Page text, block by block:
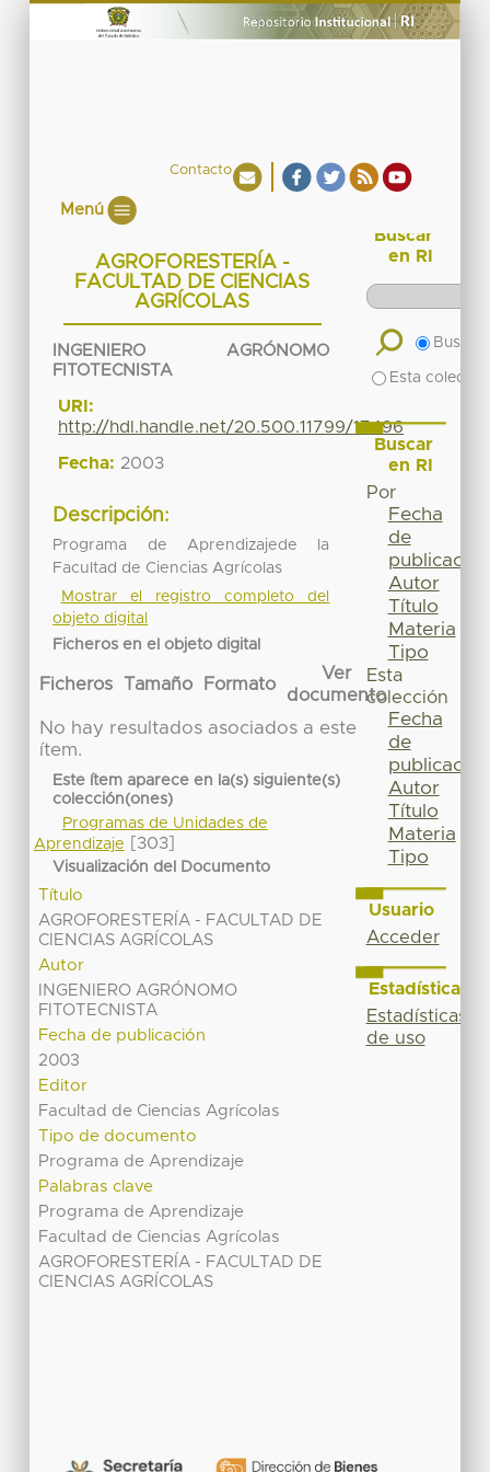
Contacto
Menú
AGROFORESTERÍA -
FACULTAD DE CIENCIAS
AGRÍCOLAS
INGENIERO AGRÓNOMO
FITOTECNISTA
URI:
http://hdl.handle.net/20.500.11799/17496
Fecha: 2003
Descripción:
Programa de Aprendizajede la
Facultad de Ciencias Agrícolas
Mostrar el registro completo del
objeto digital
Ficheros en el objeto digital
Ficheros Tamaño Formato
Ver
documento
No hay resultados asociados a este
ítem.
Este ítem aparece en la(s) siguiente(s)
colección(ones)
Programas de Unidades de
Aprendizaje
[303]
Visualización del Documento
Título
AGROFORESTERÍA - FACULTAD DE
CIENCIAS AGRÍCOLAS
Autor
INGENIERO AGRÓNOMO
FITOTECNISTA
Fecha de publicación
2003
Editor
Facultad de Ciencias Agrícolas
Tipo de documento
Programa de Aprendizaje
Palabras clave
Programa de Aprendizaje
Facultad de Ciencias Agrícolas
AGROFORESTERÍA - FACULTAD DE
CIENCIAS AGRÍCOLAS
Buscar
en RI
Buscar
Esta
Buscar
en RI
Por
Fecha
de
publicación
Autor
Título
Materia
Tipo
Esta
colección
Fecha
de
publicación
Autor
Título
Materia
Tipo
Usuario
Acceder
Estadísticas
Estadísticas
de uso